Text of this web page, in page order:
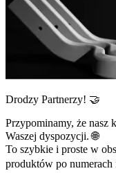
Drodzy Partnerzy! 🤝
Przypominamy, że nasz
Waszej dyspozycji. 🌐
To szybkie i proste w
produktów po